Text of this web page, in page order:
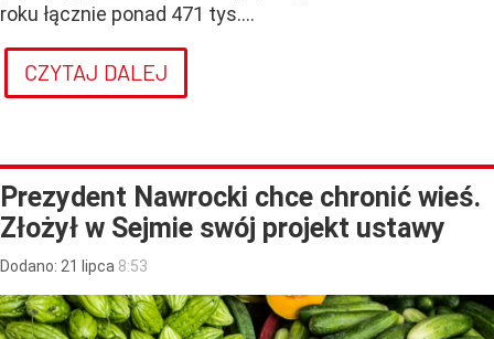
roku łącznie ponad 471 tys....
CZYTAJ DALEJ
Prezydent Nawrocki chce chronić wieś.
Złożył w Sejmie swój projekt ustawy
Dodano: 21 lipca 8:53